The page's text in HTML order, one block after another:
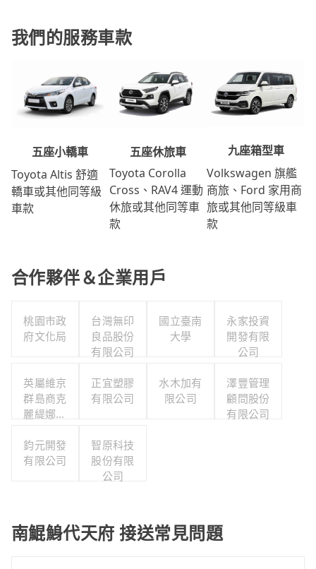
我們的服務車款
五座小轎車
Toyota Altis 舒適
轎車或其他同等級
車款
五座休旅車
Toyota Corolla
Cross、RAV4 運動
休旅或其他同等車
款
九座箱型車
Volkswagen 旗艦
商旅、Ford 家用商
旅或其他同等級車
款
合作夥伴＆企業用戶
桃園市政
府文化局
台灣無印
良品股份
有限公司
國立臺南
大學
永家投資
開發有限
公司
英屬維京
群島商克
麗緹娜智
限公司台
灣分公司
正宜塑膠
有限公司
水木加有
限公司
澤豐管理
顧問股份
有限公司
鈞元開發
有限公司
智原科技
股份有限
公司
南鯤鯓代天府 接送常見問題